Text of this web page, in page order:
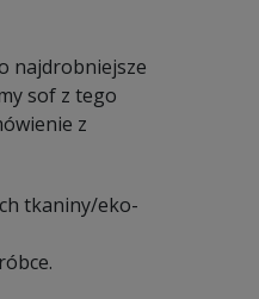
najdrobniejsze
sof z tego
z
tkaniny/eko-